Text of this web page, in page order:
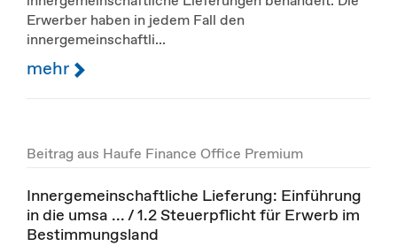
Erwerber haben in jedem Fall den
innergemeinschaftli...
mehr
Beitrag aus Haufe Finance Office Premium
Innergemeinschaftliche Lieferung: Einführung
in die umsa ... / 1.2 Steuerpflicht für Erwerb im
Bestimmungsland